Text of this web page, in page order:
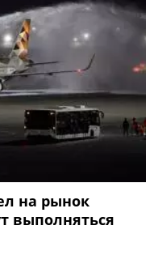
на рынок
выполняться